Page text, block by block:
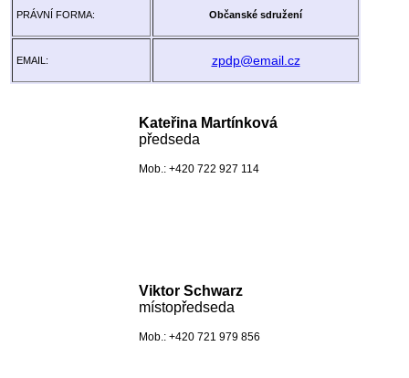
PRÁVNÍ FORMA: Občanské sdružení
EMAIL: zpdp@email.cz
Kateřina Martínková
předseda
Mob.: +420 722 927 114
Viktor Schwarz
místopředseda
Mob.: +420 721 979 856